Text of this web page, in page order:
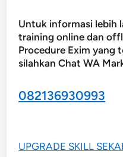
Untuk informasi lebih
training online dan
Procedure Exim yang
silahkan Chat WA
082136930993
UPGRADE SKILL